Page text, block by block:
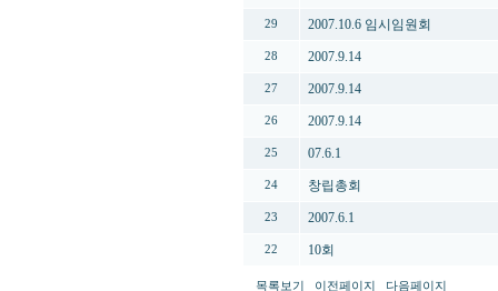
29 2007.10.6 임시임원회
28 2007.9.14
27 2007.9.14
26 2007.9.14
25 07.6.1
24 창립총회
23 2007.6.1
22 10회
목록보기 이전페이지 다음페이지